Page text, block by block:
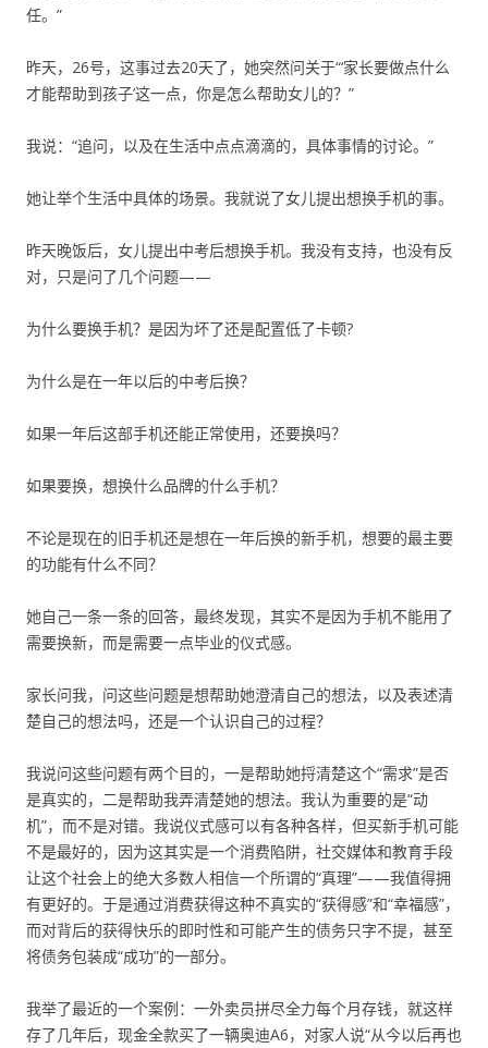
任。”
昨天，26号，这事过去20天了，她突然问关于“‘家长要做点什么
才能帮助到孩子’这一点，你是怎么帮助女儿的？”
我说：“追问，以及在生活中点点滴滴的，具体事情的讨论。”
她让举个生活中具体的场景。我就说了女儿提出想换手机的事。
昨天晚饭后，女儿提出中考后想换手机。我没有支持，也没有反
对，只是问了几个问题——
为什么要换手机？是因为坏了还是配置低了卡顿?
为什么是在一年以后的中考后换？
如果一年后这部手机还能正常使用，还要换吗？
如果要换，想换什么品牌的什么手机？
不论是现在的旧手机还是想在一年后换的新手机，想要的最主要
的功能有什么不同？
她自己一条一条的回答，最终发现，其实不是因为手机不能用了
需要换新，而是需要一点毕业的仪式感。
家长问我，问这些问题是想帮助她澄清自己的想法，以及表述清
楚自己的想法吗，还是一个认识自己的过程？
我说问这些问题有两个目的，一是帮助她捋清楚这个“需求”是否
是真实的，二是帮助我弄清楚她的想法。我认为重要的是“动
机”，而不是对错。我说仪式感可以有各种各样，但买新手机可能
不是最好的，因为这其实是一个消费陷阱，社交媒体和教育手段
让这个社会上的绝大多数人相信一个所谓的“真理”——我值得拥
有更好的。于是通过消费获得这种不真实的“获得感”和“幸福感”，
而对背后的获得快乐的即时性和可能产生的债务只字不提，甚至
将债务包装成“成功”的一部分。
我举了最近的一个案例：一外卖员拼尽全力每个月存钱，就这样
存了几年后，现金全款买了一辆奥迪A6，对家人说“从今以后再也